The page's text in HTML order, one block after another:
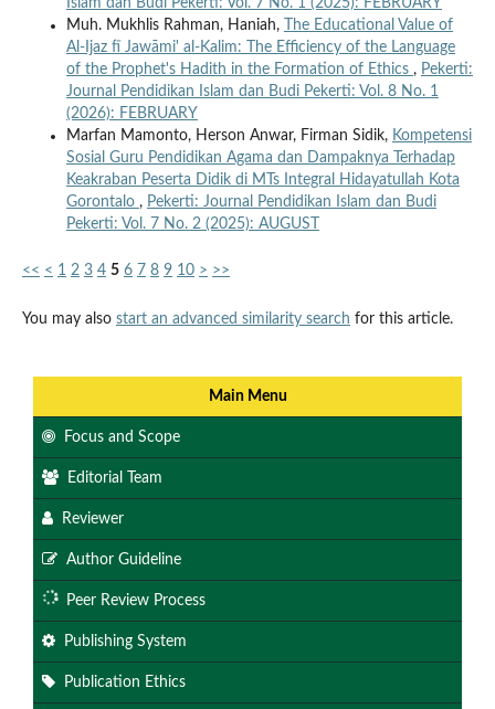
Muh. Mukhlis Rahman, Haniah,
The Educational Value of
Al-Ijaz fī Jawāmi' al-Kalim: The Efficiency of the Language
of the Prophet's Hadith in the Formation of Ethics , Pekerti:
Journal Pendidikan Islam dan Budi Pekerti: Vol. 8 No. 1
(2026): FEBRUARY
Marfan Mamonto, Herson Anwar, Firman Sidik, Kompetensi
Sosial Guru Pendidikan Agama dan Dampaknya Terhadap
Keakraban Peserta Didik di MTs Integral Hidayatullah Kota
Gorontalo , Pekerti: Journal Pendidikan Islam dan Budi
Pekerti: Vol. 7 No. 2 (2025): AUGUST
<< < 1 2 3 4 5 6 7 8 9 10 > >>
You may also start an advanced similarity search for this article.
Main Menu
Focus and Scope
Editorial Team
Reviewer
Author Guideline
Peer Review Process
Publishing System
Publication Ethics